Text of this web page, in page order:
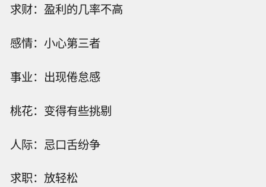
求财：盈利的几率不高
感情：小心第三者
事业：出现倦怠感
桃花：变得有些挑剔
人际：忌口舌纷争
求职：放轻松